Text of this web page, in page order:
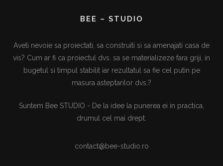
BEE – STUDIO
Aveti nevoie sa proiectati, sa construiti si sa amenajati casa de
vis? Cum ar fi ca proiectul dvs. sa se materializeze fara griji, in
bugetul si timpul stabilit iar rezultatul sa fie cel putin pe
masura asteptarilor dvs.?
Suntem Bee STUDIO - De la idee la punerea ei in practica,
drumul cel mai drept.
contact@bee-studio.ro